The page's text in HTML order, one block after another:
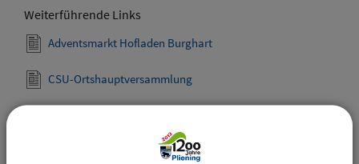
Weiterführende Links
Adventsmarkt Hofladen Burghart
CSU-Ortshauptversammlung
Den gewählten Termin als VCS-Kalenderdatei